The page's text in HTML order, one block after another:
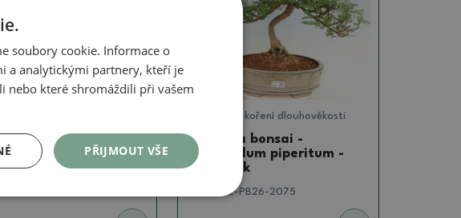
bonsai -
piperitum -
Pepřovník - koření dlouhověkosti
Pokojová bonsai -
Zantoxylum piperitum -
pepřovník
1552-PB26-2075
soubory cookie. Informace o
a analytickými partnery, kteří je
které shromáždili při vašem
PŘIJMOUT VŠE